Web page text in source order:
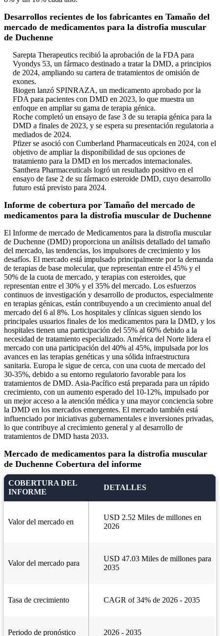
Desarrollos recientes de los fabricantes en Tamaño del
mercado de medicamentos para la distrofia muscular
de Duchenne
Sarepta Therapeutics recibió la aprobación de la FDA para
Vyondys 53, un fármaco destinado a tratar la DMD, a principios
de 2024, ampliando su cartera de tratamientos de omisión de
exones.
Biogen lanzó SPINRAZA, un medicamento aprobado por la
FDA para pacientes con DMD en 2023, lo que muestra un
enfoque en ampliar su gama de terapia génica.
Roche completó un ensayo de fase 3 de su terapia génica para la
DMD a finales de 2023, y se espera su presentación regulatoria a
mediados de 2024.
Pfizer se asoció con Cumberland Pharmaceuticals en 2024, con el
objetivo de ampliar la disponibilidad de sus opciones de
tratamiento para la DMD en los mercados internacionales.
Santhera Pharmaceuticals logró un resultado positivo en el
ensayo de fase 2 de su fármaco esteroide DMD, cuyo desarrollo
futuro está previsto para 2024.
Informe de cobertura por Tamaño del mercado de
medicamentos para la distrofia muscular de Duchenne
El Informe de mercado de Medicamentos para la distrofia muscular
de Duchenne (DMD) proporciona un análisis detallado del tamaño
del mercado, las tendencias, los impulsores de crecimiento y los
desafíos. El mercado está impulsado principalmente por la demanda
de terapias de base molecular, que representan entre el 45% y el
50% de la cuota de mercado, y terapias con esteroides, que
representan entre el 30% y el 35% del mercado. Los esfuerzos
continuos de investigación y desarrollo de productos, especialmente
en terapias génicas, están contribuyendo a un crecimiento anual del
mercado del 6 al 8%. Los hospitales y clínicas siguen siendo los
principales usuarios finales de los medicamentos para la DMD, y los
hospitales tienen una participación del 55% al ​​60% debido a la
necesidad de tratamiento especializado. América del Norte lidera el
mercado con una participación del 40% al 45%, impulsada por los
avances en las terapias genéticas y una sólida infraestructura
sanitaria. Europa le sigue de cerca, con una cuota de mercado del
30-35%, debido a su entorno regulatorio favorable para los
tratamientos de DMD. Asia-Pacífico está preparada para un rápido
crecimiento, con un aumento esperado del 10-12%, impulsado por
un mejor acceso a la atención médica y una mayor conciencia sobre
la DMD en los mercados emergentes. El mercado también está
influenciado por iniciativas gubernamentales e inversiones privadas,
lo que contribuye al crecimiento general y al desarrollo de
tratamientos de DMD hasta 2033.
Mercado de medicamentos para la distrofia muscular
de Duchenne Cobertura del informe
COBERTURA DEL
INFORME
DETALLES
Valor del mercado en
USD 2.52 Miles de millones en
2026
Valor del mercado para
USD 47.03 Miles de millones para
2035
Tasa de crecimiento CAGR of 34% de 2026 - 2035
Periodo de pronóstico 2026 - 2035